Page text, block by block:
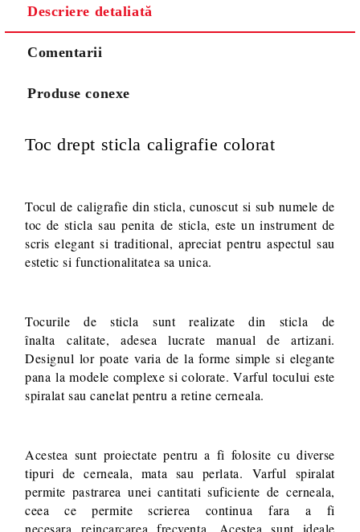
Descriere detaliată
Comentarii
Produse conexe
Toc drept sticla caligrafie colorat
Tocul de caligrafie din sticla, cunoscut si sub numele de
toc de sticla sau penita de sticla, este un instrument de
scris elegant si traditional, apreciat pentru aspectul sau
estetic si functionalitatea sa unica.
Tocurile de sticla sunt realizate din sticla de
înalta calitate, adesea lucrate manual de artizani.
Designul lor poate varia de la forme simple si elegante
pana la modele complexe si colorate. Varful tocului este
spiralat sau canelat pentru a retine cerneala.
Acestea sunt proiectate pentru a fi folosite cu diverse
tipuri de cerneala, mata sau perlata. Varful spiralat
permite pastrarea unei cantitati suficiente de cerneala,
ceea ce permite scrierea continua fara a fi
necesara reincarcarea frecventa. Acestea sunt ideale